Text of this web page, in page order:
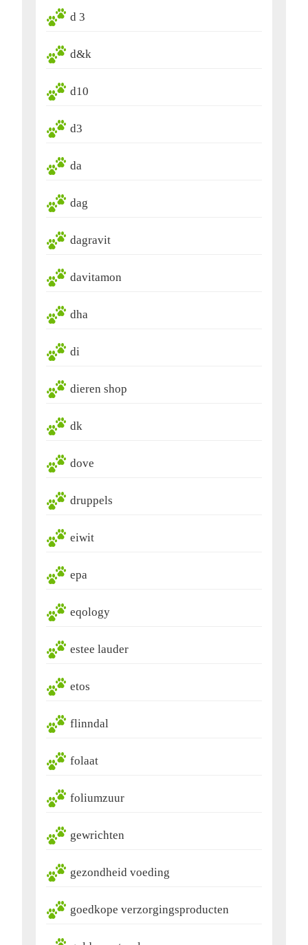
d 3
d&k
d10
d3
da
dag
dagravit
davitamon
dha
di
dieren shop
dk
dove
druppels
eiwit
epa
eqology
estee lauder
etos
flinndal
folaat
foliumzuur
gewrichten
gezondheid voeding
goedkope verzorgingsproducten